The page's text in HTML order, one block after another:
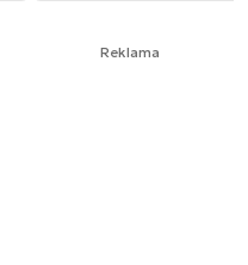
Reklama